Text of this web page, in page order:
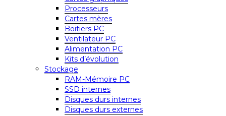
Processeurs
Cartes mères
Boitiers PC
Ventilateur PC
Alimentation PC
Kits d’évolution
Stockage
RAM-Mémoire PC
SSD internes
Disques durs internes
Disques durs externes